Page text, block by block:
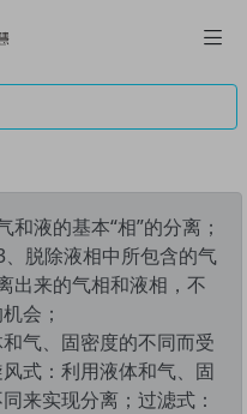
液的基本“相”的分离；
脱除液相中所包含的气
出来的气相和液相，不
会；
气、固密度的不同而受
式：利用液体和气、固
来实现分离；过滤式：